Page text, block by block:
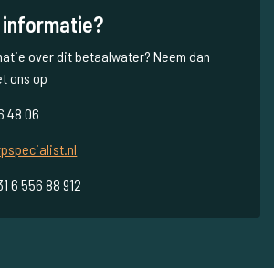
over dit betaalwater? Neem dan
ons op
48 06
6 556 88 912